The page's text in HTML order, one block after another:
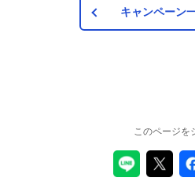
キャンペーン
このページを